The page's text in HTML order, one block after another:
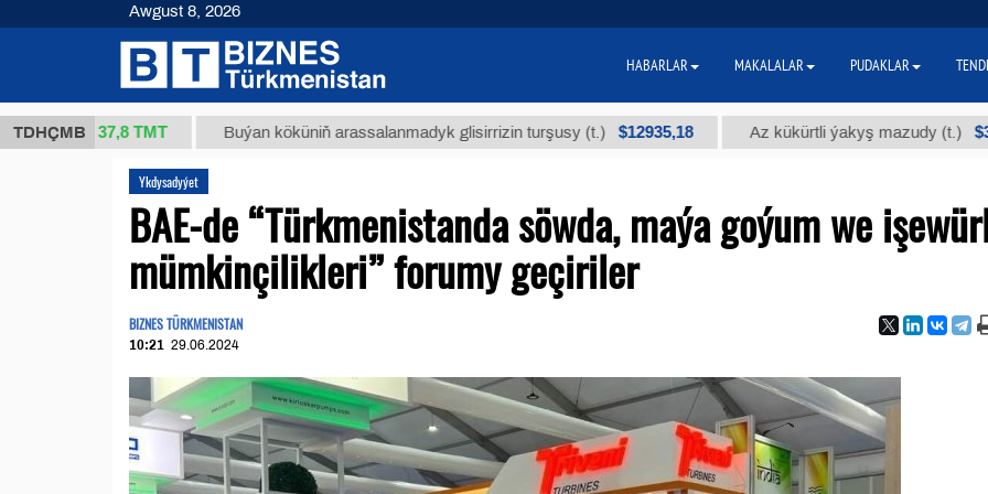
TDHÇMB
37,8 ТМТ Buýan köküniň arassalanmadyk glisirrizin turşusy (t.) $12935,18 Az kükürtli ýakyş mazudy (t.) $300
Ykdysadyýet
BAE-de “Türkmenistanda söwda, maýa goýum we
mümkinçilikleri” forumy geçiriler
BIZNES TÜRKMENISTAN
10:21 29.06.2024
Awgust 8, 2026
HABARLAR MAKALALAR PUDAKLAR